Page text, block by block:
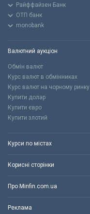
Райффайзен Банк
ОТП банк
monobank
Валютний аукціон
Обмін валют
Курс валют в обмінниках
Курс валют на чорному ринку
Купити долар
Купити євро
Купити злотий
Курси по містах
Корисні сторінки
Про Minfin.com.ua
Реклама